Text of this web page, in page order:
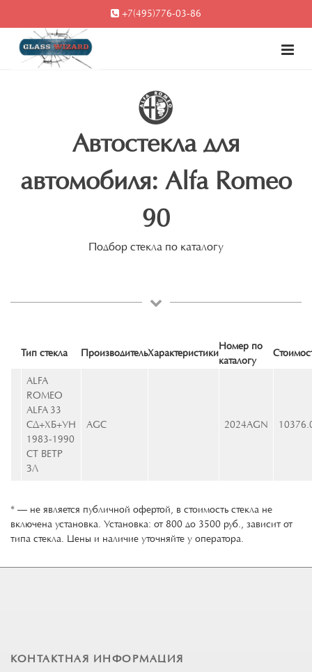
+7(495)776-03-86
Автостекла для
автомобиля: Alfa Romeo
90
Подбор стекла по каталогу
Тип стекла ПроизводительХарактеристики
Номер по
каталогу
ALFA
ROMEO
ALFA 33
СД+ХБ+УН
1983-1990
СТ ВЕТР
ЗЛ
AGC 2024AGN
* — не является публичной офертой, в стоимость стекла не
включена установка. Установка: от 800 до 3500 руб., зависит от
типа стекла. Цены и наличие уточняйте у оператора.
КОНТАКТНАЯ ИНФОРМАЦИЯ